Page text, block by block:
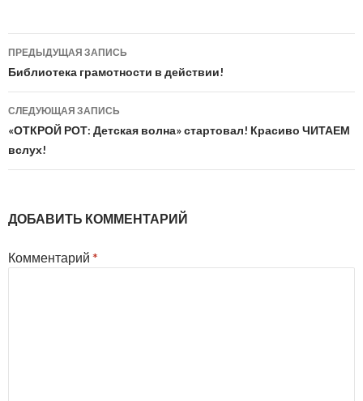
Навигация
по
записям
ПРЕДЫДУЩАЯ ЗАПИСЬ
Библиотека грамотности в действии!
СЛЕДУЮЩАЯ ЗАПИСЬ
«ОТКРОЙ РОТ: Детская волна» стартовал! Красиво ЧИТАЕМ
вслух!
ДОБАВИТЬ КОММЕНТАРИЙ
Комментарий *